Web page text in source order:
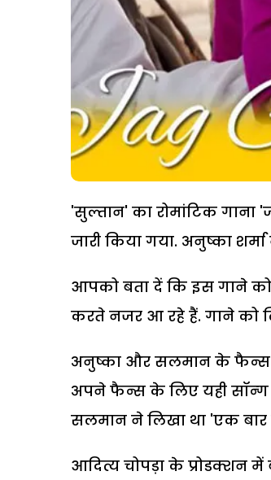
'सुल्तान' का रोमांटिक गाना
जारी किया गया. अनुष्का
आपको बता दें कि इस गाने
‍करते नजर आ रहे हैं. गाने को
अनुष्का और सलमान के फैन्स
अपने फैन्स के लिए यही सॉन्ग
सलमान ने लिखा था 'एक
आदित्य चोपड़ा के प्रोडक्शन